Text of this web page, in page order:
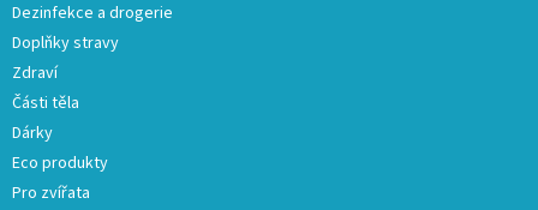
Dezinfekce a drogerie
Doplňky stravy
Zdraví
Části těla
Dárky
Eco produkty
Pro zvířata